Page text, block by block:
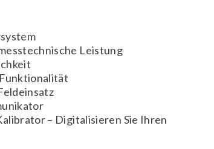
Leistung
– Digitalisieren Sie Ihren